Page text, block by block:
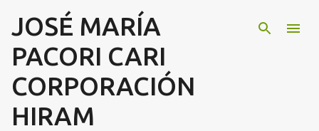
Ir al contenido principal
JOSÉ MARÍA
PACORI CARI
CORPORACIÓN
HIRAM